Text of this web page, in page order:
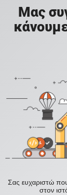
Μας
Σας ευχαριστώ που
στον